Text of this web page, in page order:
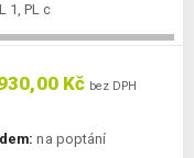
1, PL c
Kč bez DPH
na poptání